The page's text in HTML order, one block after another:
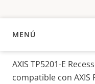
MENÚ
DESCRIPCIÓN
AXIS TP5201-E
compatible con AXIS